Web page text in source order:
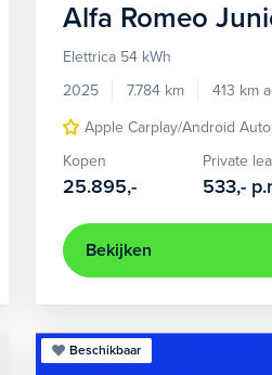
Elektrisch
adaptief LED koplampen
Alfa Romeo
Elettrica 54 kWh
2025
7.784 km 413 km
Apple Carplay/Android Auto
Kopen
25.895,-
Private
533,-
Bekijken
Beschikbaar